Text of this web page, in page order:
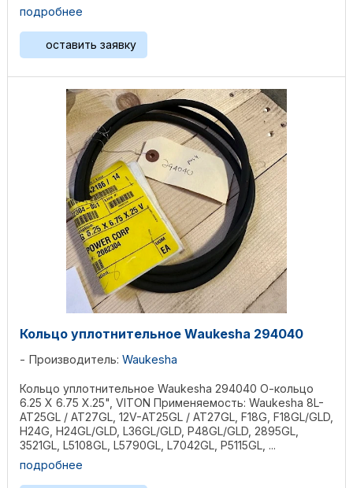
подробнее
оставить заявку
Кольцо уплотнительное Waukesha 294040
Производитель: Waukesha
Кольцо уплотнительное Waukesha 294040 О-кольцо
6.25 X 6.75 X.25", VITON Применяемость: Waukesha 8L-
AT25GL / AT27GL, 12V-AT25GL / AT27GL, F18G, F18GL/GLD,
H24G, H24GL/GLD, L36GL/GLD, P48GL/GLD, 2895GL,
3521GL, L5108GL, L5790GL, L7042GL, P5115GL, ...
подробнее